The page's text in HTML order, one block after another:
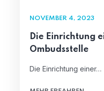
NOVEMBER 4, 2023
Die Einrichtung
Ombudsstelle
Die Einrichtung einer…